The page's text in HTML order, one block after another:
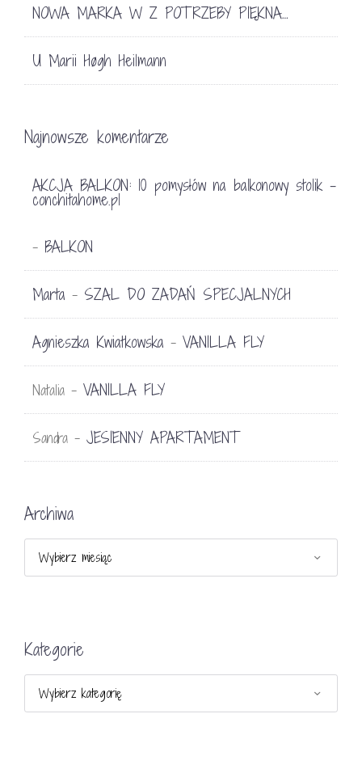
NOWA MARKA W Z POTRZEBY PIĘKNA…
U Marii Høgh Heilmann
Najnowsze komentarze
AKCJA BALKON: 10 pomysłów na balkonowy stolik -
conchitahome.pl
- BALKON
Marta - SZAL DO ZADAŃ SPECJALNYCH
Agnieszka Kwiatkowska - VANILLA FLY
Natalia - VANILLA FLY
Sandra - JESIENNY APARTAMENT
Archiwa
Kategorie